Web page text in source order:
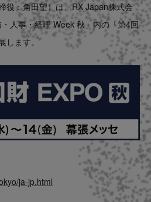
：角田望）は、RX Japan株式会
人事・経理 Week 秋」内の「第4回
します。
ja-jp.html